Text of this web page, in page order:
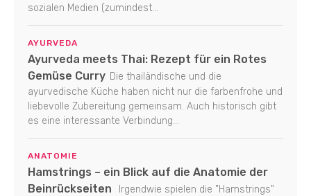
sozialen Medien (zumindest...
AYURVEDA
Ayurveda meets Thai: Rezept für ein Rotes
Gemüse Curry Die thailändische und die
ayurvedische Küche haben nicht nur die farbenfrohe und
liebevolle Zubereitung gemeinsam. Auch historisch gibt
es eine interessante Verbindung...
ANATOMIE
Hamstrings – ein Blick auf die Anatomie der
Beinrückseiten
Irgendwie spielen die "Hamstrings"